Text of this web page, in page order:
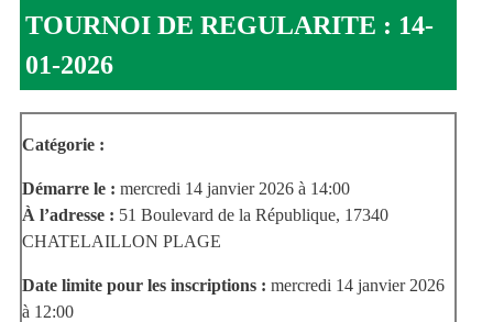
TOURNOI DE REGULARITE : 14-
01-2026
Catégorie :
Démarre le : mercredi 14 janvier 2026 à 14:00
À l’adresse : 51 Boulevard de la République, 17340
CHATELAILLON PLAGE
Date limite pour les inscriptions : mercredi 14 janvier 2026
à 12:00